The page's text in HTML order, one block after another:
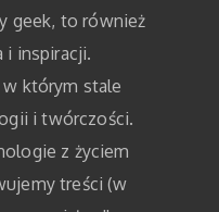
geek, to również
i inspiracji.
w którym stale
i twórczości.
z życiem
treści (w